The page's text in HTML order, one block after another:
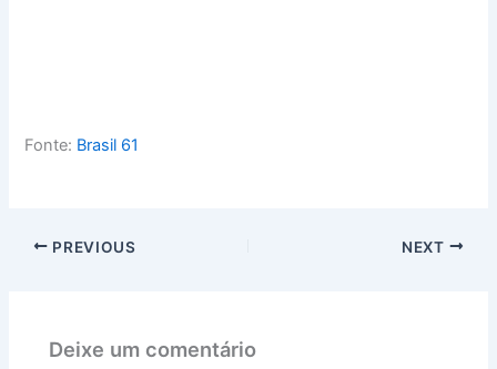
Fonte: Brasil 61
PREVIOUS NEXT
Deixe um comentário